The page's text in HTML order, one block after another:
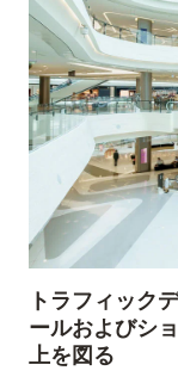
トラフィック
ールおよびシ
上を図る